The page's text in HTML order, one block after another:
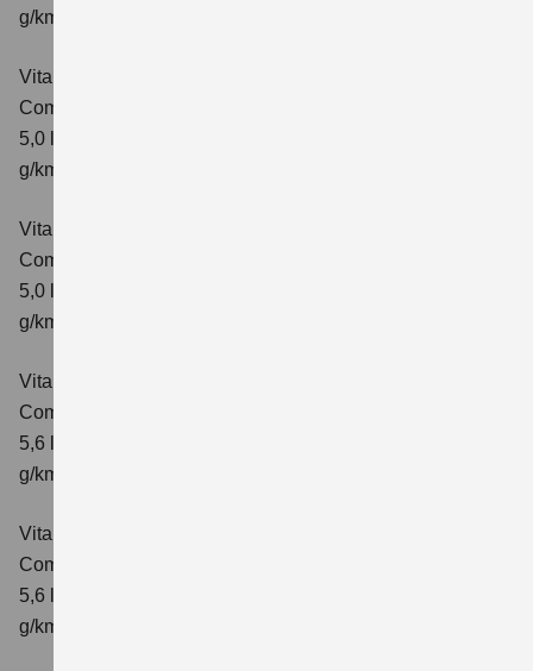
g/km; CO₂-Klasse: E
Vitara 1.5 DUALJET HYBRID AGS
Comfort
5,0 l/100km; kombinierter Wert der CO₂-Emission: 113
g/km; CO₂-Klasse: C
Vitara 1.5 DUALJET HYBRID AGS
Comfort+
5,0 l/100km; kombinierter Wert der CO₂-Emission: 114
g/km; CO₂-Klasse: C
Vitara 1.5 DUALJET HYBRID ALLGRIP AGS
Comfort
5,6 l/100km; kombinierter Wert der CO₂-Emission: 126
g/km; CO₂-Klasse: D
Vitara 1.5 DUALJET HYBRID ALLGRIP AGS
Comfort+
5,6 l/100km; kombinierter Wert der CO₂-Emission: 127
g/km; CO₂-Klasse: D